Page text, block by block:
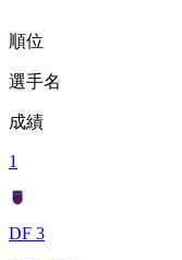
順位
選手名
成績
1
DF 3